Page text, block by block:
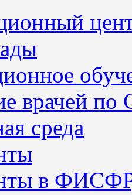
врачей по
среда
в